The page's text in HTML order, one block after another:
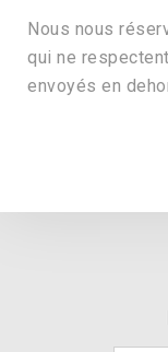
Nous nous
qui ne
envoyés en